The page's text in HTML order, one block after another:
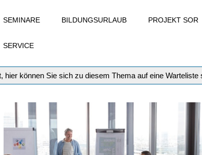
SEMINARE BILDUNGSURLAUB PROJEKT SOR
SERVICE
hier können Sie sich zu diesem Thema auf eine Warteliste